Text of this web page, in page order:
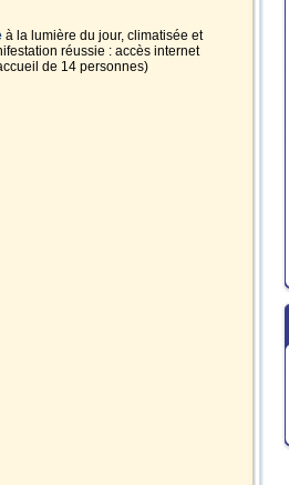
à la lumière du jour, climatisée et
réussie : accès internet
de 14 personnes)